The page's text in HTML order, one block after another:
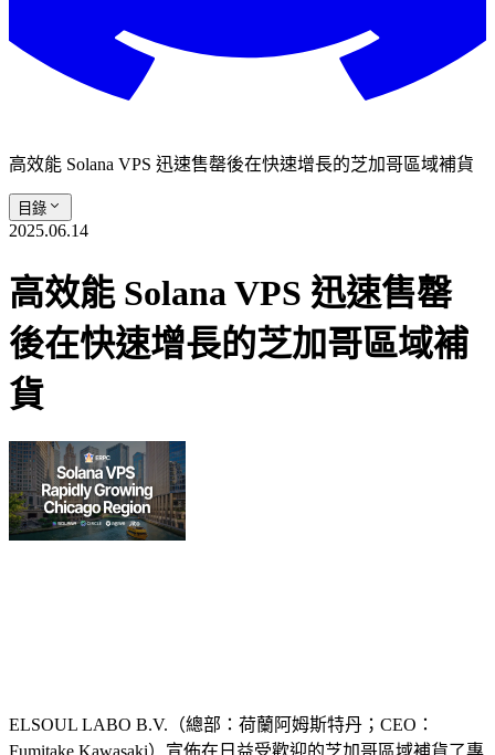
高效能 Solana VPS 迅速售罄後在快速增長的芝加哥區域補貨
目錄
2025.06.14
高效能 Solana VPS 迅速售罄
後在快速增長的芝加哥區域補
貨
ELSOUL LABO B.V.（總部：荷蘭阿姆斯特丹；CEO：
Fumitake Kawasaki）宣佈在日益受歡迎的芝加哥區域補貨了專